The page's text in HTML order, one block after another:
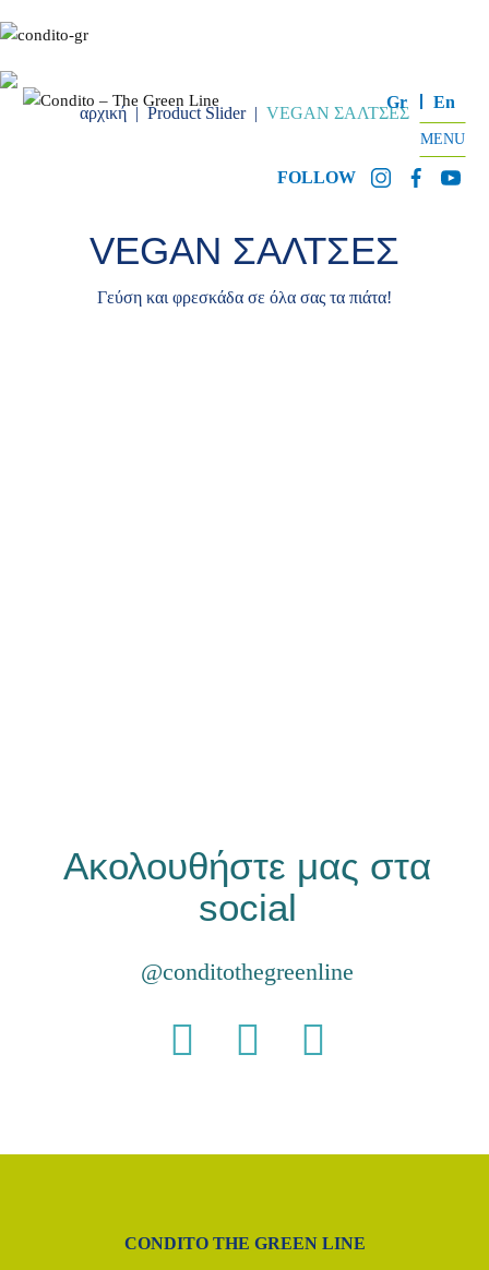
Gr En
MENU
FOLLOW
αρχική | Product Slider| VEGAN ΣΑΛΤΣΕΣ
VEGAN ΣΑΛΤΣΕΣ
Γεύση και φρεσκάδα σε όλα σας τα πιάτα!
Ακολουθήστε μας στα
social
@conditothegreenline
CONDITO THE GREEN LINE